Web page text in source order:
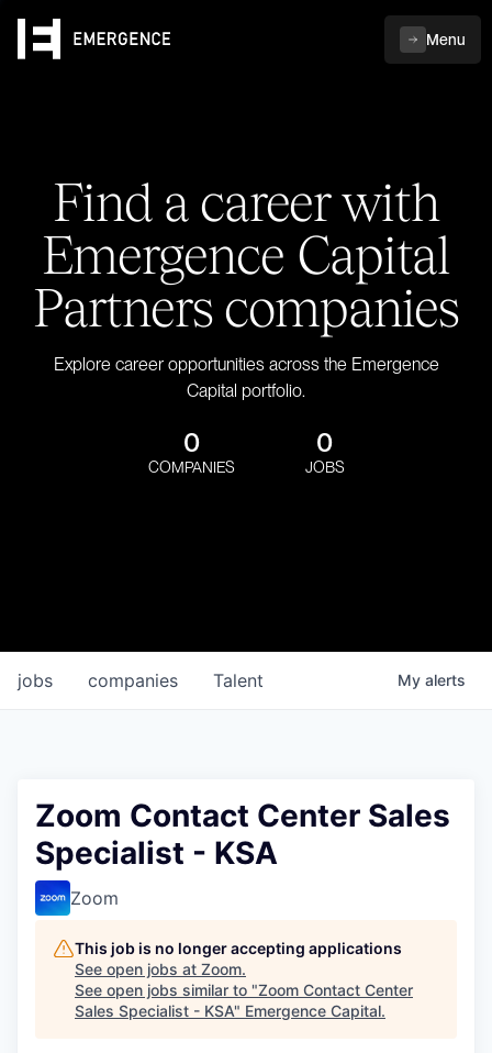
Menu
Find a career with
Emergence Capital
Partners companies
Explore career opportunities across the Emergence
Capital portfolio.
0
COMPANIES
0
JOBS
jobs companies Talent My alerts
Zoom Contact Center Sales
Specialist - KSA
Zoom
This job is no longer accepting applications
See open jobs at Zoom.
See open jobs similar to "Zoom Contact Center
Sales Specialist - KSA" Emergence Capital.